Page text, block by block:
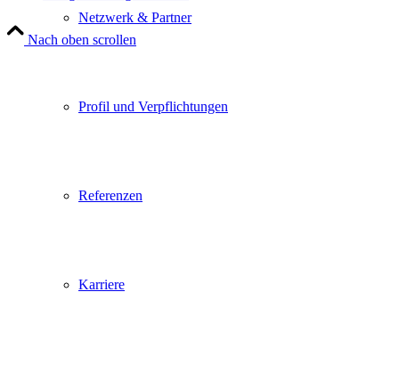
Netzwerk & Partner
Profil und Verpflichtungen
Referenzen
Karriere
Nach oben scrollen